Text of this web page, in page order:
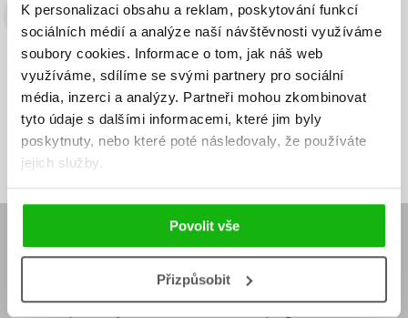
K personalizaci obsahu a reklam, poskytování funkcí
sociálních médií a analýze naší návštěvnosti využíváme
soubory cookies. Informace o tom, jak náš web
využíváme, sdílíme se svými partnery pro sociální
média, inzerci a analýzy. Partneři mohou zkombinovat
tyto údaje s dalšími informacemi, které jim byly
poskytnuty, nebo které poté následovaly, že používáte
jejich služby.
Povolit vše
Přizpůsobit
Budete to vědět jako první!
Zajímá Vás, jaký knižní hit právě vychází, na jaké zboží je výhodná
sleva, jaká běží soutěž o ceny? Přihlášením k odběru našich e-
mailových novineksouhlasíte se zpracováním osobních údajů.
Vaše e-
mailová
adresa
Vaše e-
mailová
adresa
Vaše e-mailová adresa Přihlásit se
E-SHOP
Knižní novinky
Dárkové poukazy